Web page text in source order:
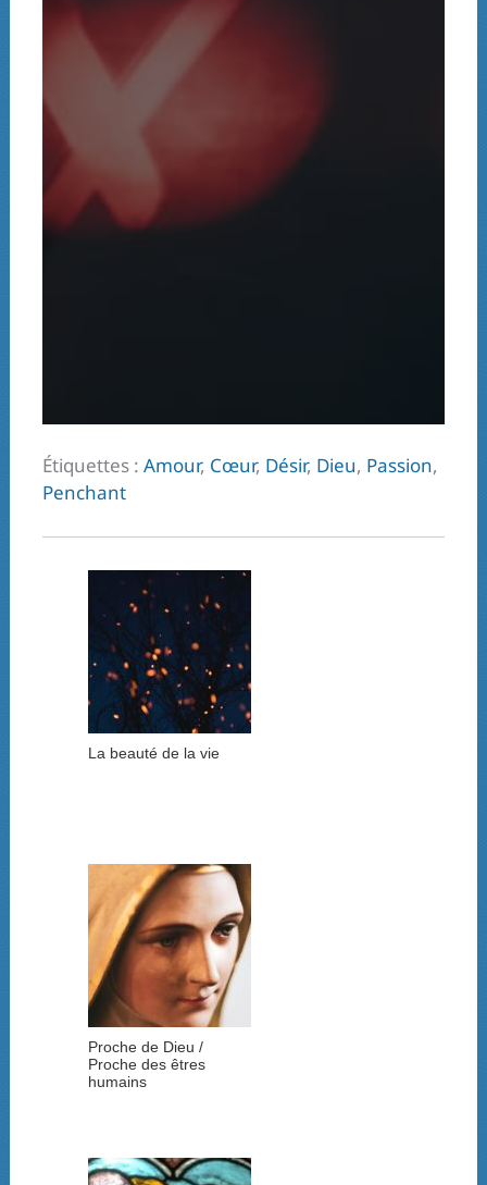
Étiquettes :Amour, Cœur, Désir, Dieu, Passion,
Penchant
La beauté de la vie
Proche de Dieu /
Proche des êtres
humains